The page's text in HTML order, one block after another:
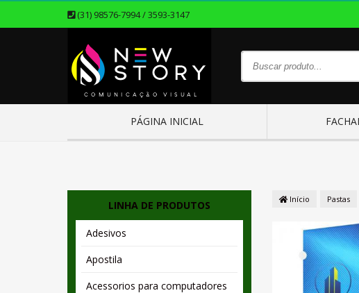
(31) 98576-7994 / 3593-3147
PÁGINA INICIAL
LINHA DE PRODUTOS
Adesivos
Apostila
Acessorios para computadores
Início Pastas